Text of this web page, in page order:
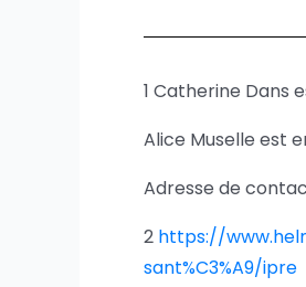
1 Catherine Dans
Alice Muselle est
Adresse de
2 https://
sant%C3%A9/ipre